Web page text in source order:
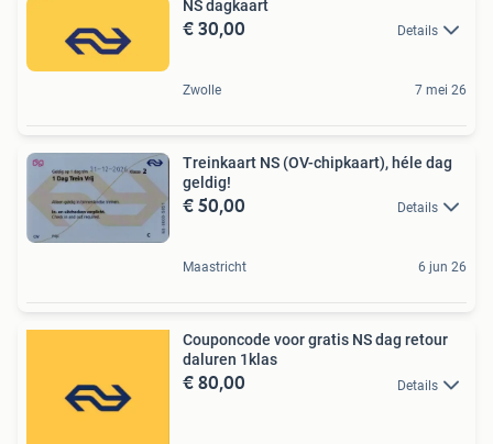
NS dagkaart
€ 30,00 Details
Zwolle 7 mei 26
Treinkaart NS (OV-chipkaart), héle dag
geldig!
€ 50,00 Details
Maastricht 6 jun 26
Couponcode voor gratis NS dag retour
daluren 1klas
€ 80,00 Details